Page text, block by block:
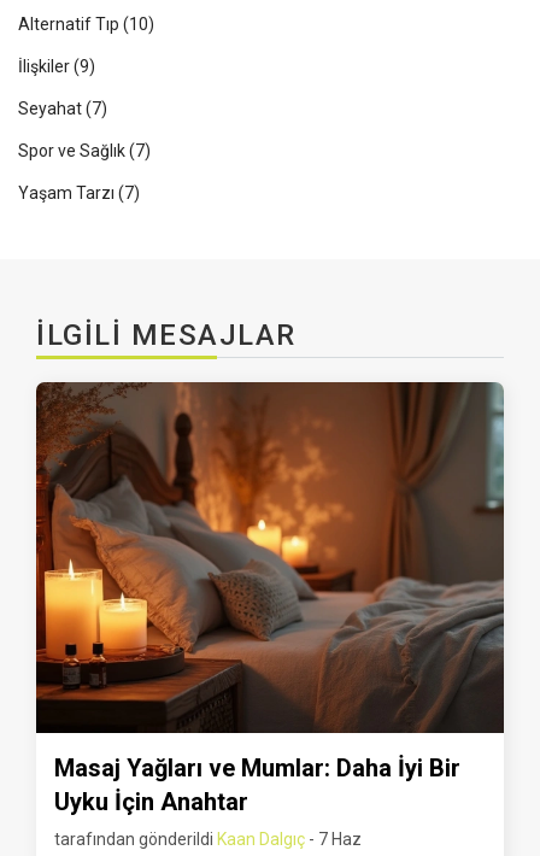
Alternatif Tıp (10)
İlişkiler(9)
Seyahat(7)
Spor ve Sağlık(7)
Yaşam Tarzı (7)
İLGILI MESAJLAR
Masaj Yağları ve Mumlar: Daha İyi Bir
Uyku İçin Anahtar
tarafından gönderildi Kaan Dalgıç - 7 Haz